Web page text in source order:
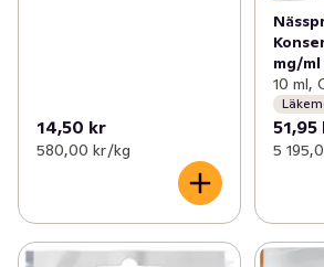
14,50 kr
580,00 kr /kg
mg/ml
10 ml,
51,95
5